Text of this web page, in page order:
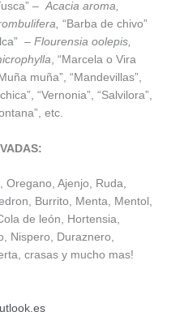
– Acacia aroma,
“Barba de chivo”
– Flourensia oolepis,
, “Marcela o Vira
muña”, “Mandevillas”,
“Vernonia”, “Salvilora”,
etc.
Oregano, Ajenjo, Ruda,
Burrito, Menta, Mentol,
de león, Hortensia,
Nispero, Duraznero,
crasas y mucho mas!